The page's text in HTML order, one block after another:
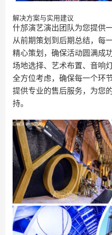
解决方案与实用建议
什邡演艺演出团队为您提供
从前期策划到后期总结，每
精心策划，确保活动圆满成
场地选择、艺术布置、音响
全方位考虑，确保每一个环
提供专业的售后服务，为您
持。